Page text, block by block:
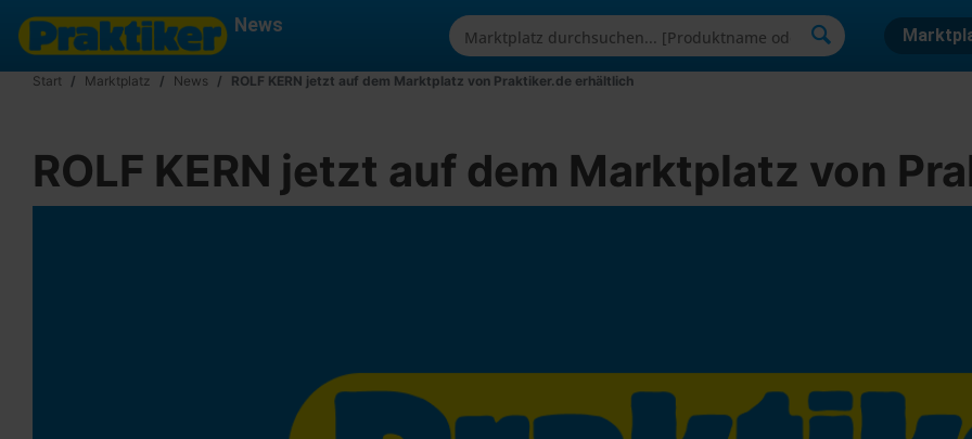
News
Start Marktplatz News ROLF KERN jetzt auf dem Marktplatz von Praktiker.de erhältlich
ROLF KERN jetzt auf dem Marktplatz von